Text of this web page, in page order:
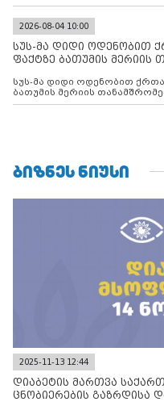
2026-08-04 10:00
სუს-მა დიდი ოდენობით
ფაქტზე ბათუმის მერიის
სუს-მა დიდი ოდენობით ქრთამის მოთხოვნისა და აღების ფაქტზე
ბათუმის მერიის
ᲑᲘᲖᲜᲔᲡ ᲜᲘᲣᲡᲘ
2025-11-13 12:44
დიაბეტის მართვა
ცნობიერების გაზრდისა